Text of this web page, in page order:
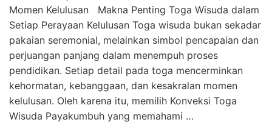
Momen Kelulusan Makna Penting Toga Wisuda dalam
Setiap Perayaan Kelulusan Toga wisuda bukan sekadar
pakaian seremonial, melainkan simbol pencapaian dan
perjuangan panjang dalam menempuh proses
pendidikan. Setiap detail pada toga mencerminkan
kehormatan, kebanggaan, dan kesakralan momen
kelulusan. Oleh karena itu, memilih Konveksi Toga
Wisuda Payakumbuh yang memahami …